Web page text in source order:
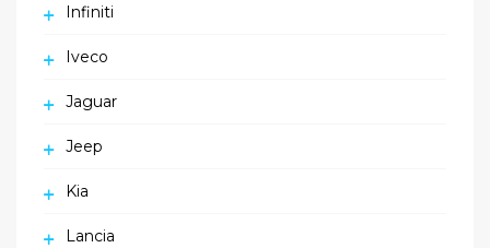
Infiniti
Iveco
Jaguar
Jeep
Kia
Lancia